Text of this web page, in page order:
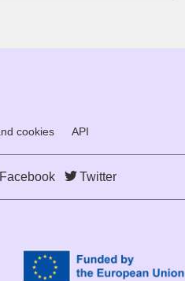
cookies API
Facebook Twitter